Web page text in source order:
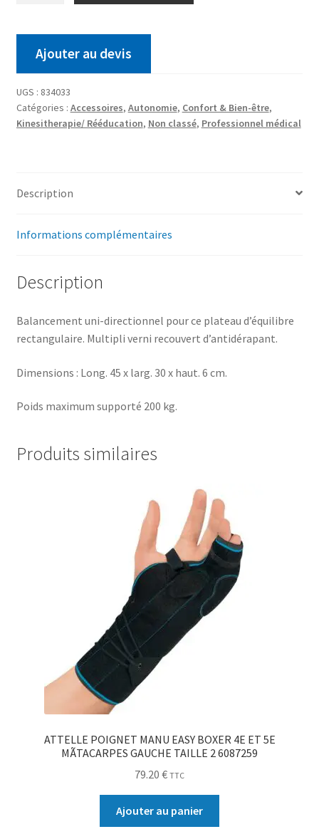
Ajouter au devis
UGS : 834033
Catégories : Accessoires, Autonomie, Confort & Bien-être,
Kinesitherapie/ Rééducation, Non classé, Professionnel médical
Description
Informations complémentaires
Description
Balancement uni-directionnel pour ce plateau d’équilibre
rectangulaire. Multipli verni recouvert d’antidérapant.
Dimensions : Long. 45 x larg. 30 x haut. 6 cm.
Poids maximum supporté 200 kg.
Produits similaires
ATTELLE POIGNET MANU EASY BOXER 4E ET 5E
MÃTACARPES GAUCHE TAILLE 2 6087259
79.20 € TTC
Ajouter au panier